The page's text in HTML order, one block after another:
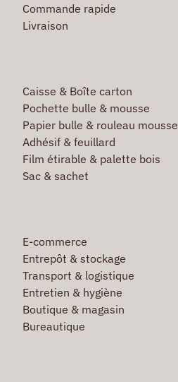
Commande rapide
Livraison
Caisse & Boîte carton
Pochette bulle & mousse
Papier bulle & rouleau mousse
Adhésif & feuillard
Film étirable & palette bois
Sac & sachet
E-commerce
Entrepôt & stockage
Transport & logistique
Entretien & hygiène
Boutique & magasin
Bureautique